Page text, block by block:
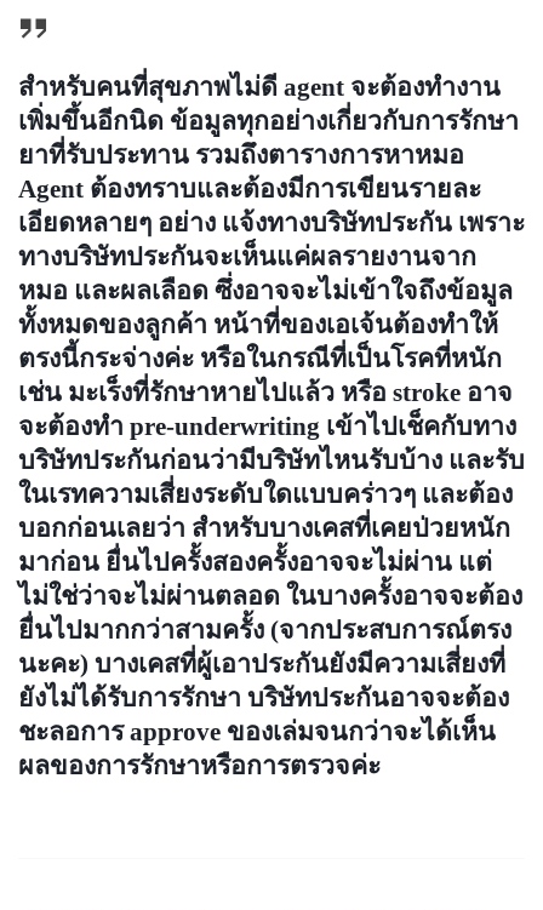
สำหรับคนที่สุขภาพไม่ดี agent จะต้องทำงาน
เพิ่มขึ้นอีกนิด ข้อมูลทุกอย่างเกี่ยวกับการรักษา
ยาที่รับประทาน รวมถึงตารางการหาหมอ
Agent ต้องทราบและต้องมีการเขียนรายละ
เอียดหลายๆ อย่าง แจ้งทางบริษัทประกัน เพราะ
ทางบริษัทประกันจะเห็นแค่ผลรายงานจาก
หมอ และผลเลือด ซึ่งอาจจะไม่เข้าใจถึงข้อมูล
ทั้งหมดของลูกค้า หน้าที่ของเอเจ้นต้องทำให้
ตรงนี้กระจ่างค่ะ หรือในกรณีที่เป็นโรคที่หนัก
เช่น มะเร็งที่รักษาหายไปแล้ว หรือ stroke อาจ
จะต้องทำ pre-underwriting เข้าไปเช็คกับทาง
บริษัทประกันก่อนว่ามีบริษัทไหนรับบ้าง และรับ
ในเรทความเสี่ยงระดับใดแบบคร่าวๆ และต้อง
บอกก่อนเลยว่า สำหรับบางเคสที่เคยป่วยหนัก
มาก่อน ยื่นไปครั้งสองครั้งอาจจะไม่ผ่าน แต่
ไม่ใช่ว่าจะไม่ผ่านตลอด ในบางครั้งอาจจะต้อง
ยื่นไปมากกว่าสามครั้ง (จากประสบการณ์ตรง
นะคะ) บางเคสที่ผู้เอาประกันยังมีความเสี่ยงที่
ยังไม่ได้รับการรักษา บริษัทประกันอาจจะต้อง
ชะลอการ approve ของเล่มจนกว่าจะได้เห็น
ผลของการรักษาหรือการตรวจค่ะ